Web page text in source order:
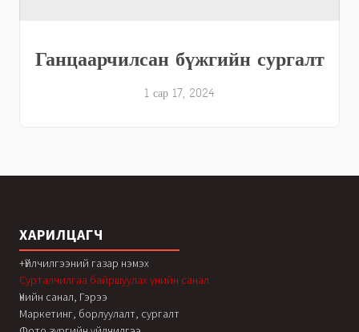
Ганцаарчилсан бүжгийн сургалт
1 сар 17, 2024
ХАРИЛЦАГЧ
+Үйлчилгээний газар нэмэх
Сурталчилгаа байршуулах үнийн санал
Үнийн санал, Гэрээ
Маркетинг, борлуулалт, сургалт